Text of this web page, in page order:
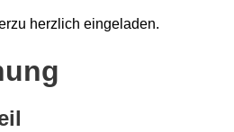
herzlich eingeladen.